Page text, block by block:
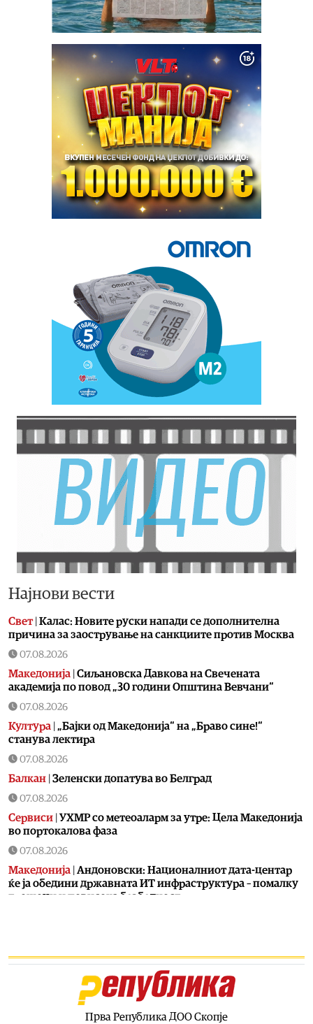
Најнови вести
Свет| Калас: Новите руски напади се дополнителна
причина за заострување на санкциите против Москва
07.08.2026
Македонија Сиљановска Давкова на Свечената
академија по повод „30 години Општина Вевчани“
07.08.2026
Култура „Бајки од Македонија“ на „Браво сине!“
станува лектира
07.08.2026
Балкан Зеленски допатува во Белград
07.08.2026
Сервиси УХМР со метеоаларм за утре: Цела Македонија
во портокалова фаза
07.08.2026
Македонија Андоновски: Националниот дата-центар
ќе ја обедини државната ИТ инфраструктура – помалку
трошоци и повисока безбедност
Скокна минималниот износ за К-15 – Еве
колку пари ќе ни легнат на сметка годинава
Прва Република ДОО Скопје